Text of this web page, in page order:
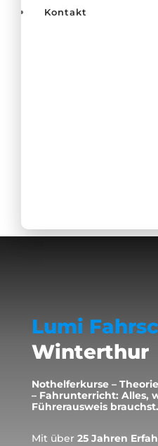
Kontakt
Lumi
Winterthur
Nothelferkurse –
– Fahrunterricht: Alles,
Führerausweis
Mit über 25 Jahren